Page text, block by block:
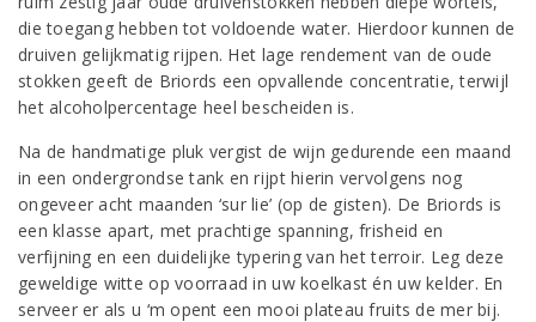
die toegang hebben tot voldoende water. Hierdoor kunnen de
druiven gelijkmatig rijpen. Het lage rendement van de oude
stokken geeft de Briords een opvallende concentratie, terwijl
het alcoholpercentage heel bescheiden is.
Na de handmatige pluk vergist de wijn gedurende een maand
in een ondergrondse tank en rijpt hierin vervolgens nog
ongeveer acht maanden ‘sur lie’ (op de gisten). De Briords is
een klasse apart, met prachtige spanning, frisheid en
verfijning en een duidelijke typering van het terroir. Leg deze
geweldige witte op voorraad in uw koelkast én uw kelder. En
serveer er als u ‘m opent een mooi plateau fruits de mer bij.